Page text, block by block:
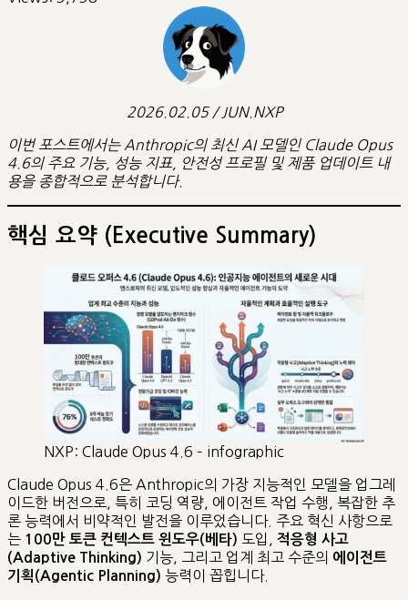
2026.02.05 / JUN.NXP
이번 포스트에서는 Anthropic의 최신 AI 모델인 Claude Opus
4.6의 주요 기능, 성능 지표, 안전성 프로필 및 제품 업데이트 내
용을 종합적으로 분석합니다.
핵심 요약 (Executive Summary)
NXP: Claude Opus 4.6 – infographic
Claude Opus 4.6은 Anthropic의 가장 지능적인 모델을 업그레
이드한 버전으로, 특히 코딩 역량, 에이전트 작업 수행, 복잡한 추
론 능력에서 비약적인 발전을 이루었습니다. 주요 혁신 사항으로
는 100만 토큰 컨텍스트 윈도우(베타) 도입, 적응형 사고
(Adaptive Thinking) 기능, 그리고 업계 최고 수준의 에이전트
기획(Agentic Planning) 능력이 꼽힙니다.